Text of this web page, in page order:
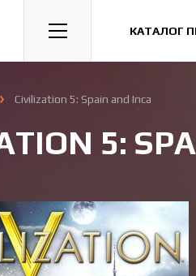
КАТАЛОГ
Гонки Казуальные
Civilization 5: Spain and Inca
5: